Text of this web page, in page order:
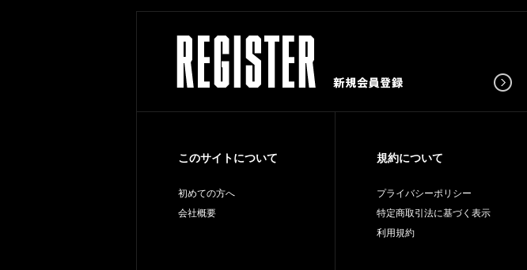
このサイトについて
初めての方へ
会社概要
規約について
プライバシーポリシー
特定商取引法に基づく表示
利用規約